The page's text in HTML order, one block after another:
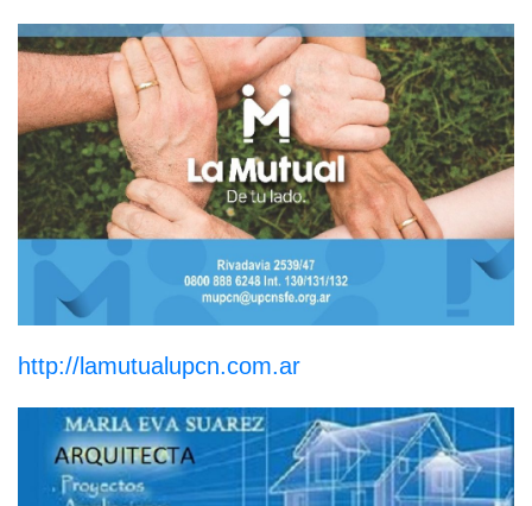
http://lamutualupcn.com.ar